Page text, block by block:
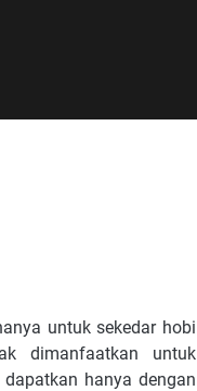
untuk sekedar hobi
dimanfaatkan untuk
hanya dengan